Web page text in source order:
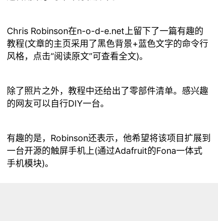
Chris Robinson在n-o-d-e.net上留下了一篇有趣的
教程(文章的主页采用了黑色背景+蓝色文字的命令行
风格，点击“阅读原文”可查看全文)。
除了照片之外，教程中还给出了零部件清单。感兴趣
的网友可以自行DIY一台。
有趣的是，Robinson还表示，他希望将该项目扩展到
一台开源的触屏手机上(通过Adafruit的Fona一体式
手机模块)。